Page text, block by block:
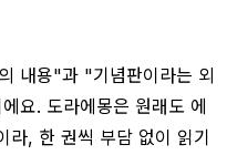
내용"과 "기념판이라는 외
요. 도라에몽은 원래도 에
라, 한 권씩 부담 없이 읽기